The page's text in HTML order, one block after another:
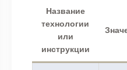
Название
технологии
или
инструкции